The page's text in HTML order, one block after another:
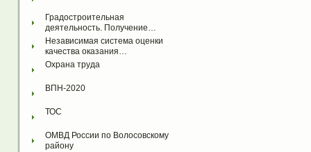
Градостроительная
деятельность. Получение…
Независимая система оценки
качества оказания…
Охрана труда
ВПН-2020
ТОС
ОМВД России по Волосовскому
району